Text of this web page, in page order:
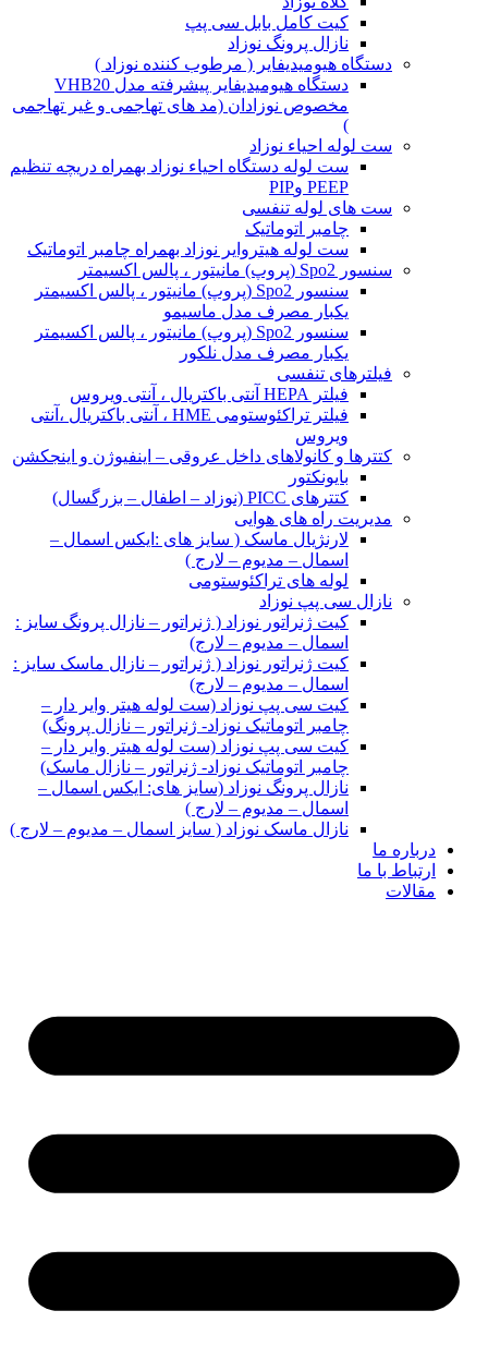
کیت کامل بابل سی پپ
نازال پرونگ نوزاد
دستگاه هیومیدیفایر ( مرطوب کننده نوزاد )
دستگاه هیومیدیفایر پیشرفته مدل VHB20
مخصوص نوزادان (مد های تهاجمی و غیر تهاجمی
)
ست لوله احیاء نوزاد
ست لوله دستگاه احیاء نوزاد بهمراه دریچه تنظیم
PEEP وPIP
ست های لوله تنفسی
چامبر اتوماتیک
ست لوله هیتروایر نوزاد بهمراه چامبر اتوماتیک
سنسور Spo2 (پروپ) مانیتور ، پالس اکسیمتر
سنسور Spo2 (پروپ) مانیتور ، پالس اکسیمتر
یکبار مصرف مدل ماسیمو
سنسور Spo2 (پروپ) مانیتور ، پالس اکسیمتر
یکبار مصرف مدل نلکور
فیلترهای تنفسی
فیلتر HEPA آنتی باکتریال ، آنتی ویروس
فیلتر تراکئوستومی HME ، آنتی باکتریال ،آنتی
ویروس
کتترها و کانولاهای داخل عروقی – اینفیوژن و اینجکشن
بایونکتور
کتترهای PICC (نوزاد – اطفال – بزرگسال)
مدیریت راه های هوایی
لارنژیال ماسک ( سایز های :ایکس اسمال –
اسمال – مدیوم – لارج )
لوله های تراکئوستومی
نازال سی پپ نوزاد
کیت ژنراتور نوزاد ( ژنراتور – نازال پرونگ سایز :
اسمال – مدیوم – لارج)
کیت ژنراتور نوزاد ( ژنراتور – نازال ماسک سایز :
اسمال – مدیوم – لارج)
کیت سی پپ نوزاد (ست لوله هیتر وایر دار –
چامبر اتوماتیک نوزاد- ژنراتور – نازال پرونگ)
کیت سی پپ نوزاد (ست لوله هیتر وایر دار –
چامبر اتوماتیک نوزاد- ژنراتور – نازال ماسک)
نازال پرونگ نوزاد (سایز های: ایکس اسمال –
اسمال – مدیوم – لارج )
نازال ماسک نوزاد ( سایز اسمال – مدیوم – لارج )
درباره ما
ارتباط با ما
مقالات